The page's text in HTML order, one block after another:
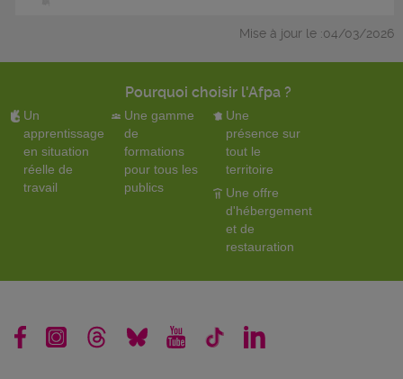
Mise à jour le :04/03/2026
Pourquoi choisir l'Afpa ?
Un
apprentissage
en situation
réelle de
travail
Une gamme
de
formations
pour tous les
publics
Une
présence sur
tout le
territoire
Une offre
d'hébergement
et de
restauration